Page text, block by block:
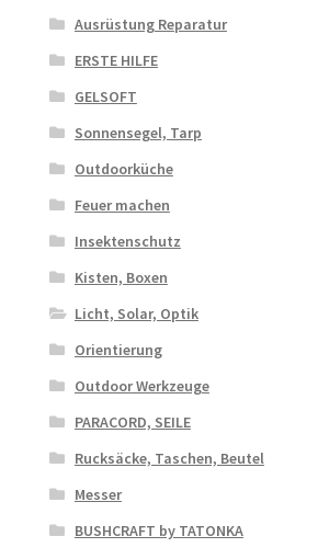
Ausrüstung Reparatur
ERSTE HILFE
GELSOFT
Sonnensegel, Tarp
Outdoorküche
Feuer machen
Insektenschutz
Kisten, Boxen
Licht, Solar, Optik
Orientierung
Outdoor Werkzeuge
PARACORD, SEILE
Rucksäcke, Taschen, Beutel
Messer
BUSHCRAFT by TATONKA